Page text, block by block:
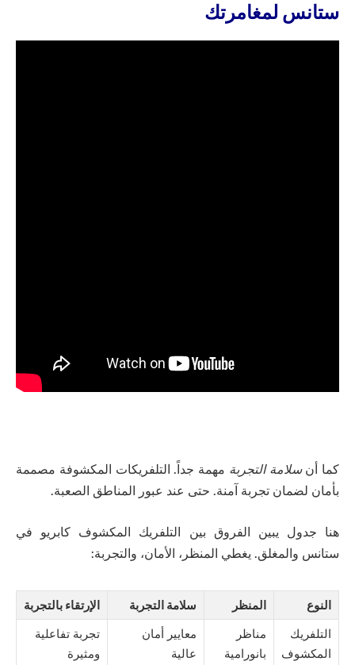
ستانس لمغامرتك
كما أنسلامة التجربة مهمة جداً. التلفريكات المكشوفة مصممة
بأمان لضمان تجربة آمنة. حتى عند عبور المناطق الصعبة.
هنا جدول يبين الفروق بين التلفريك المكشوف كابريو في
ستانس والمغلق. يغطي المنظر، الأمان، والتجربة:
النوع المنظر سلامة التجربة الإرتقاء بالتجربة
التلفريك
المكشوف
مناظر
بانورامية
معايير أمان
عالية
تجربة تفاعلية
ومثيرة